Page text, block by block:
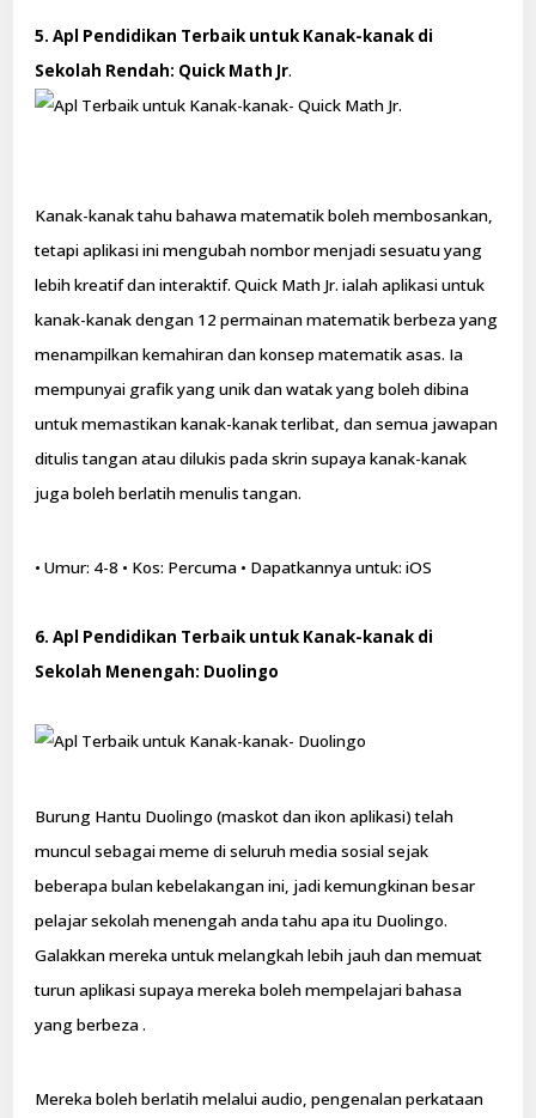
5. Apl Pendidikan Terbaik untuk Kanak-kanak di
Sekolah Rendah: Quick Math Jr.
Kanak-kanak tahu bahawa matematik boleh membosankan,
tetapi aplikasi ini mengubah nombor menjadi sesuatu yang
lebih kreatif dan interaktif. Quick Math Jr. ialah aplikasi untuk
kanak-kanak dengan 12 permainan matematik berbeza yang
menampilkan kemahiran dan konsep matematik asas. Ia
mempunyai grafik yang unik dan watak yang boleh dibina
untuk memastikan kanak-kanak terlibat, dan semua jawapan
ditulis tangan atau dilukis pada skrin supaya kanak-kanak
juga boleh berlatih menulis tangan.
• Umur: 4-8 • Kos: Percuma • Dapatkannya untuk: iOS
6. Apl Pendidikan Terbaik untuk Kanak-kanak di
Sekolah Menengah: Duolingo
Burung Hantu Duolingo (maskot dan ikon aplikasi) telah
muncul sebagai meme di seluruh media sosial sejak
beberapa bulan kebelakangan ini, jadi kemungkinan besar
pelajar sekolah menengah anda tahu apa itu Duolingo.
Galakkan mereka untuk melangkah lebih jauh dan memuat
turun aplikasi supaya mereka boleh mempelajari bahasa
yang berbeza .
Mereka boleh berlatih melalui audio, pengenalan perkataan